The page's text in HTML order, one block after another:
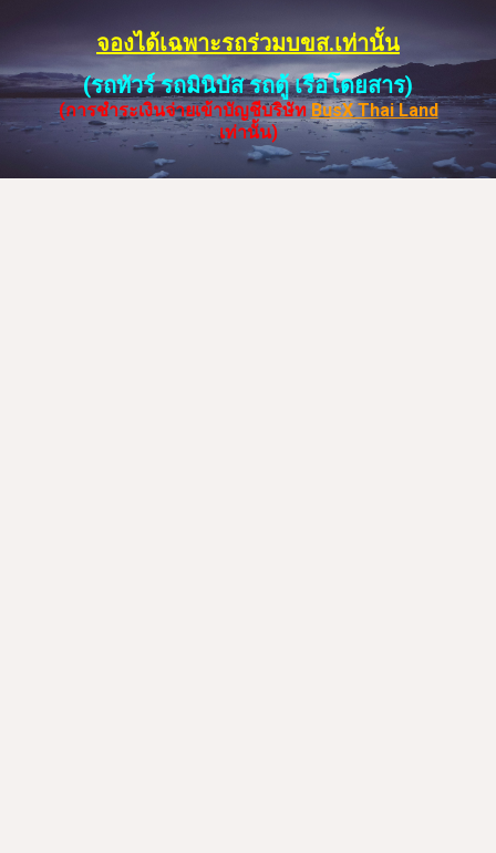
จองได้เฉพาะรถร่วมบขส.เท่านั้น
(รถทัวร์ รถมินิบัส รถตู้ เรือโดยสาร)
(การชำระเงินจ่ายเข้าบัญชีบริษัท BusX Thai Land
เท่านั้น)